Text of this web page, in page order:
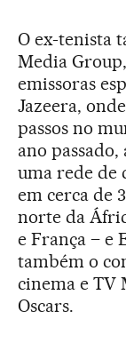
O ex-tenista
Media
emissoras
Jazeera,
passos no
ano
uma rede de
em cerca de
norte da
e França – e
também o
cinema e TV
Oscars.